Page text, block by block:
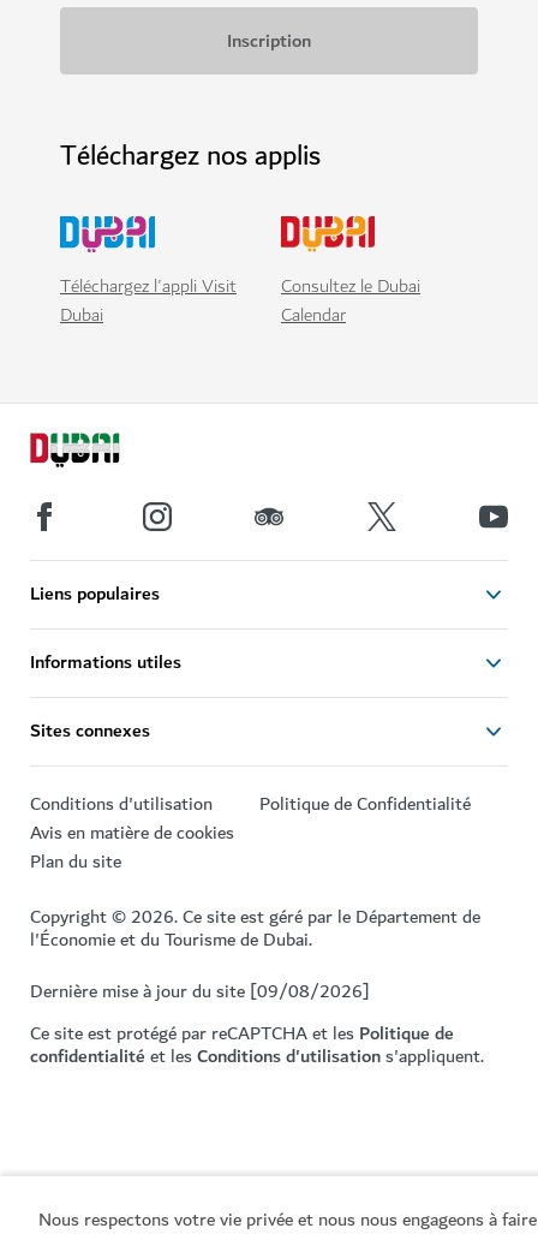
Nous respectons votre vie privée et nous nous engageons à faire
Téléchargez nos applis
Téléchargez l'appli Visit
Dubai
Consultez le Dubai
Calendar
Liens populaires
Informations utiles
Sites connexes
Conditions d'utilisation
Politique de Confidentialité
Avis en matière de cookies
Plan du site
Copyright © 2026. Ce site est géré par le Département de
l'Économie et du Tourisme de Dubai.
Dernière mise à jour du site [09/08/2026]
Ce site est protégé par reCAPTCHA et lesPolitique de
confidentialitéet lesConditions d'utilisations'appliquent.